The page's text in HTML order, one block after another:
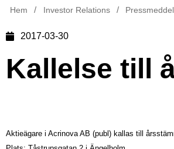
Hem / Investor Relations /
2017-03-30
Kallelse till
Aktieägare i Acrinova AB (publ) kallas till